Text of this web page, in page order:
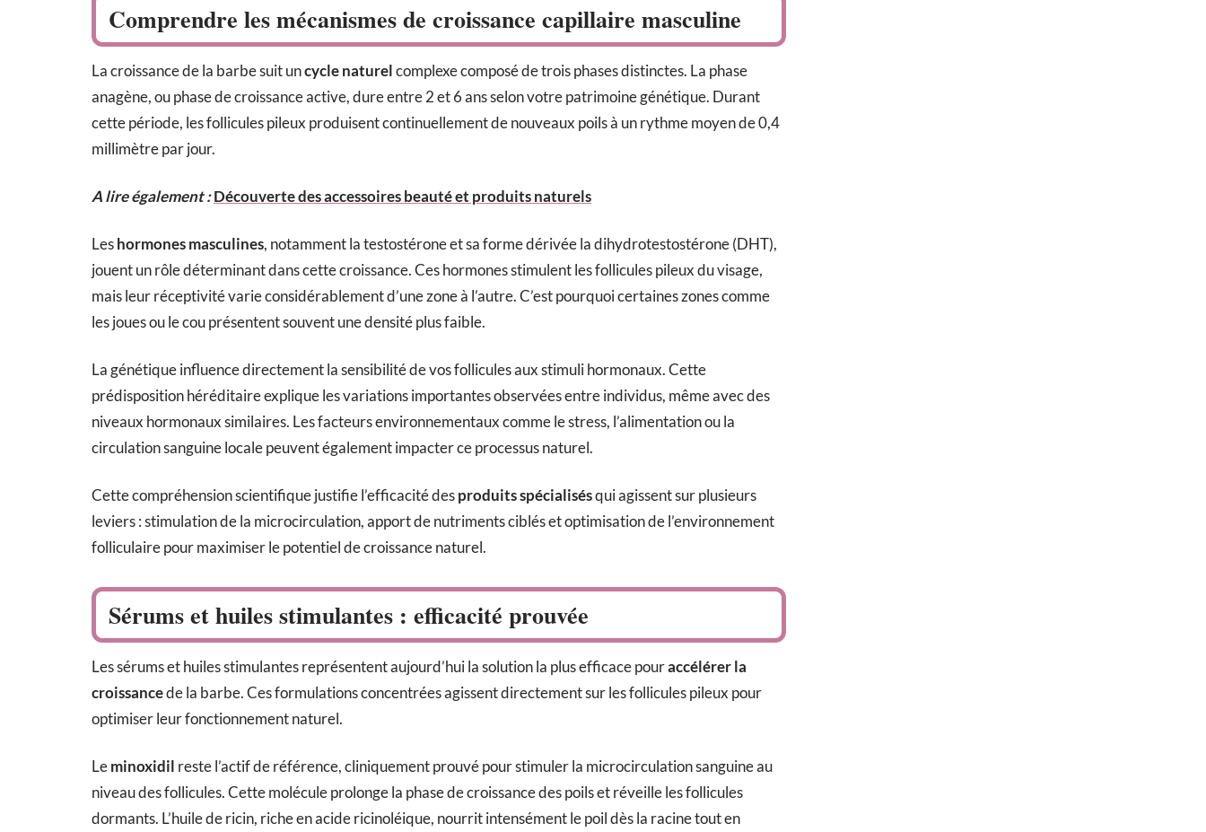
Comprendre les mécanismes de croissance capillaire masculine
La croissance de la barbe suit uncycle naturelcomplexe composé de trois phases distinctes. La phase
anagène, ou phase de croissance active, dure entre 2 et 6 ans selon votre patrimoine génétique. Durant
cette période, les follicules pileux produisent continuellement de nouveaux poils à un rythme moyen de 0,4
millimètre par jour.
A lire également :Découverte des accessoires beauté et produits naturels
Leshormones masculines, notamment la testostérone et sa forme dérivée la dihydrotestostérone (DHT),
jouent un rôle déterminant dans cette croissance. Ces hormones stimulent les follicules pileux du visage,
mais leur réceptivité varie considérablement d’une zone à l’autre. C’est pourquoi certaines zones comme
les joues ou le cou présentent souvent une densité plus faible.
La génétique influence directement la sensibilité de vos follicules aux stimuli hormonaux. Cette
prédisposition héréditaire explique les variations importantes observées entre individus, même avec des
niveaux hormonaux similaires. Les facteurs environnementaux comme le stress, l’alimentation ou la
circulation sanguine locale peuvent également impacter ce processus naturel.
Cette compréhension scientifique justifie l’efficacité desproduits spécialisésqui agissent sur plusieurs
leviers : stimulation de la microcirculation, apport de nutriments ciblés et optimisation de l’environnement
folliculaire pour maximiser le potentiel de croissance naturel.
Sérums et huiles stimulantes : efficacité prouvée
Les sérums et huiles stimulantes représentent aujourd’hui la solution la plus efficace pouraccélérer la
croissancede la barbe. Ces formulations concentrées agissent directement sur les follicules pileux pour
optimiser leur fonctionnement naturel.
Leminoxidil reste l’actif de référence, cliniquement prouvé pour stimuler la microcirculation sanguine au
niveau des follicules. Cette molécule prolonge la phase de croissance des poils et réveille les follicules
dormants. L’huile de ricin, riche en acide ricinoléique, nourrit intensément le poil dès la racine tout en